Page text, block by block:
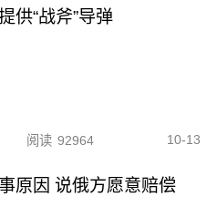
供“战斧”导弹
阅读 92964 10-13
原因 说俄方愿意赔偿